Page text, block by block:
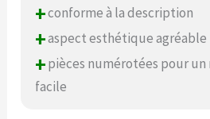
+conforme à la description
+aspect esthétique agréable
+pièces numérotées pour
facile